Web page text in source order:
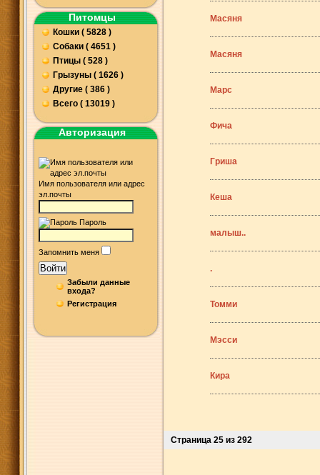
Питомцы
Кошки ( 5828 )
Собаки ( 4651 )
Птицы ( 528 )
Грызуны ( 1626 )
Другие ( 386 )
Всего ( 13019 )
Авторизация
Имя пользователя или адрес
эл.почты
Пароль
Запомнить меня
Войти
Забыли данные
входа?
Регистрация
Масяня
Масяня
Марс
Фича
Гриша
Кеша
малыш..
.
Томми
Мэсси
Кира
Страница 25 из 292